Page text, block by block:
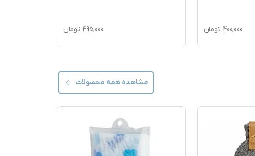
400,000 تومان 495,000 تومان
مشاهده همه محصولات